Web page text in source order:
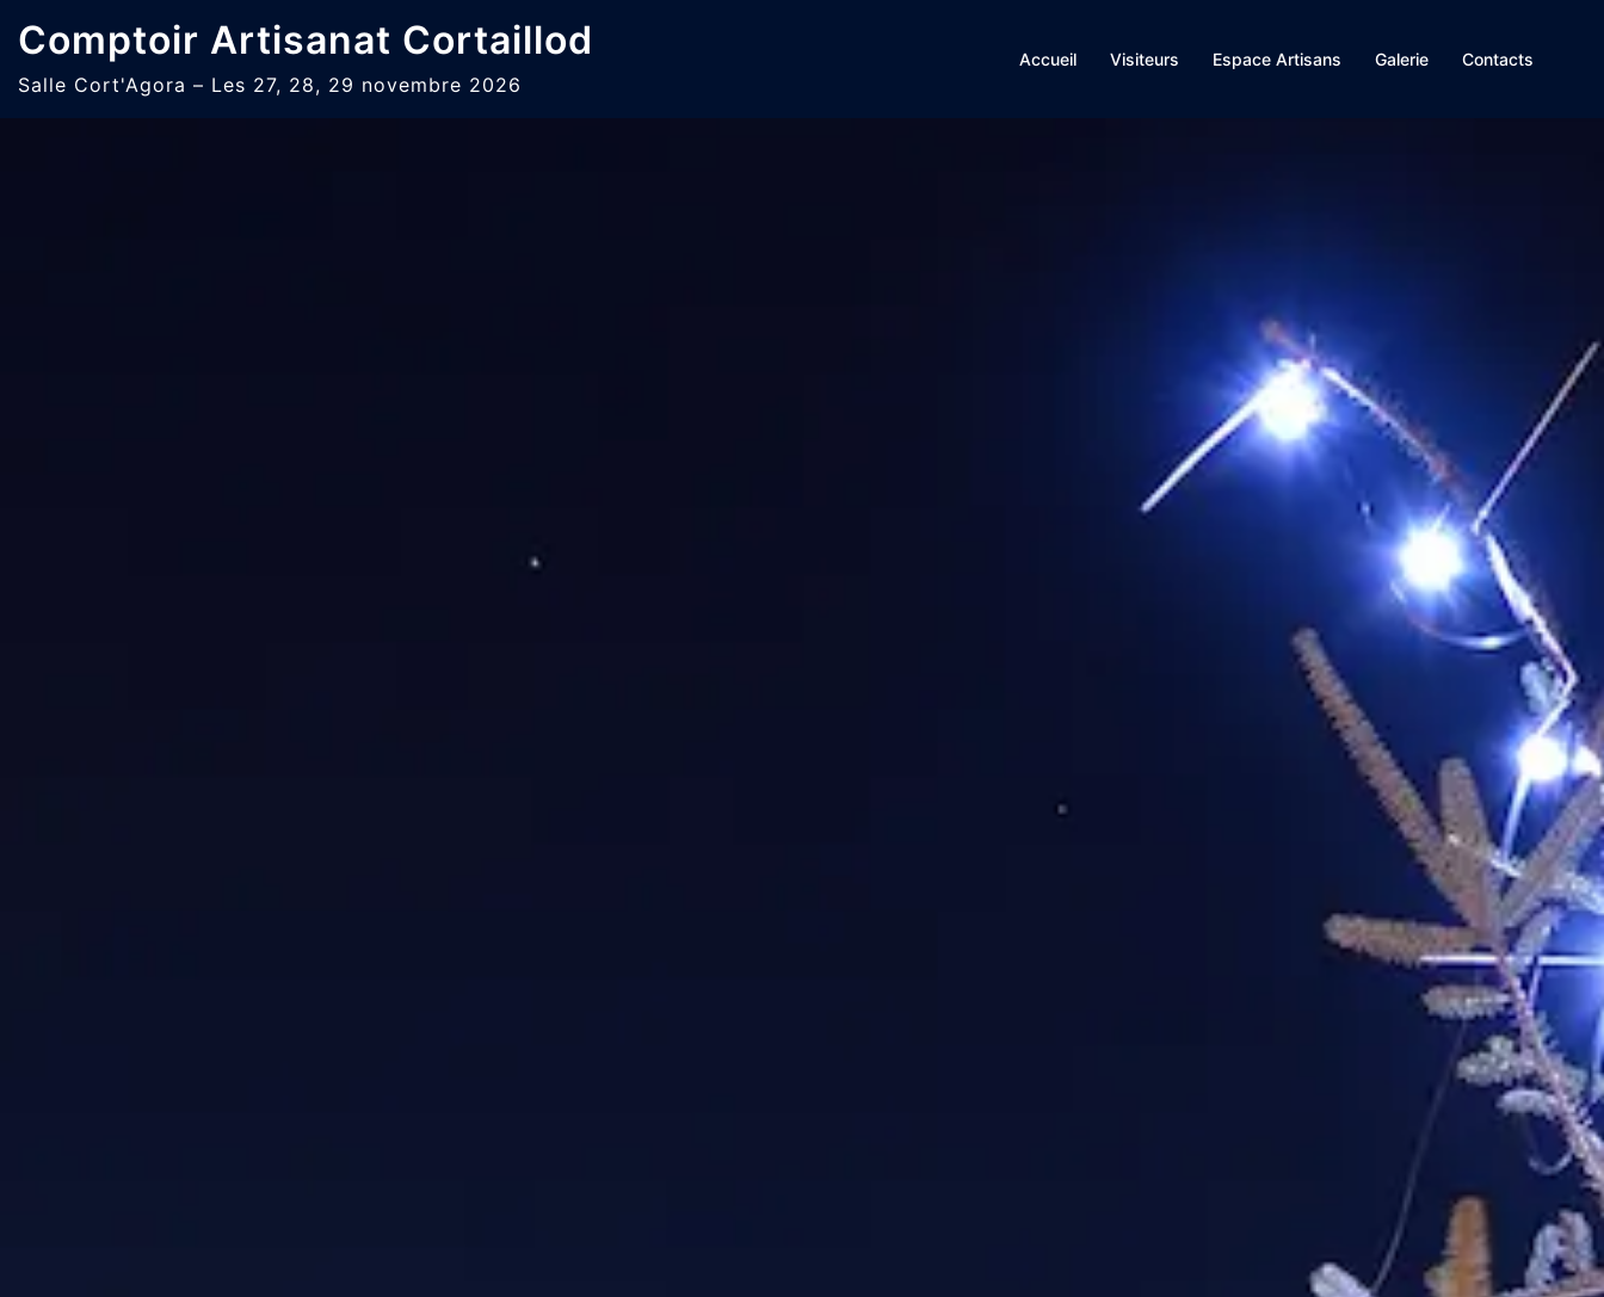
au
contenu
Comptoir Artisanat Cortaillod
Salle Cort'Agora – Les 27, 28, 29 novembre 2026
Accueil Visiteurs Espace Artisans Galerie Contacts